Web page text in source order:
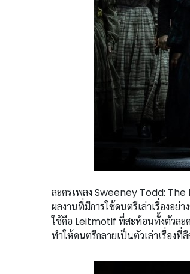
ละครเพลง Sweeney Todd:
ผลงานที่มีการใช้ดนตรีเล่าเรื่องอ
ใช้คือ Leitmotif ที่สะท้อนทั้งตัวละ
ทำให้ดนตรีกลายเป็นตัวเล่าเรื่องที่